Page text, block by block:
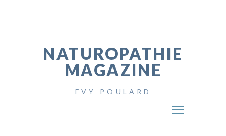
NATUROPATHIE
MAGAZINE
EVY POULARD